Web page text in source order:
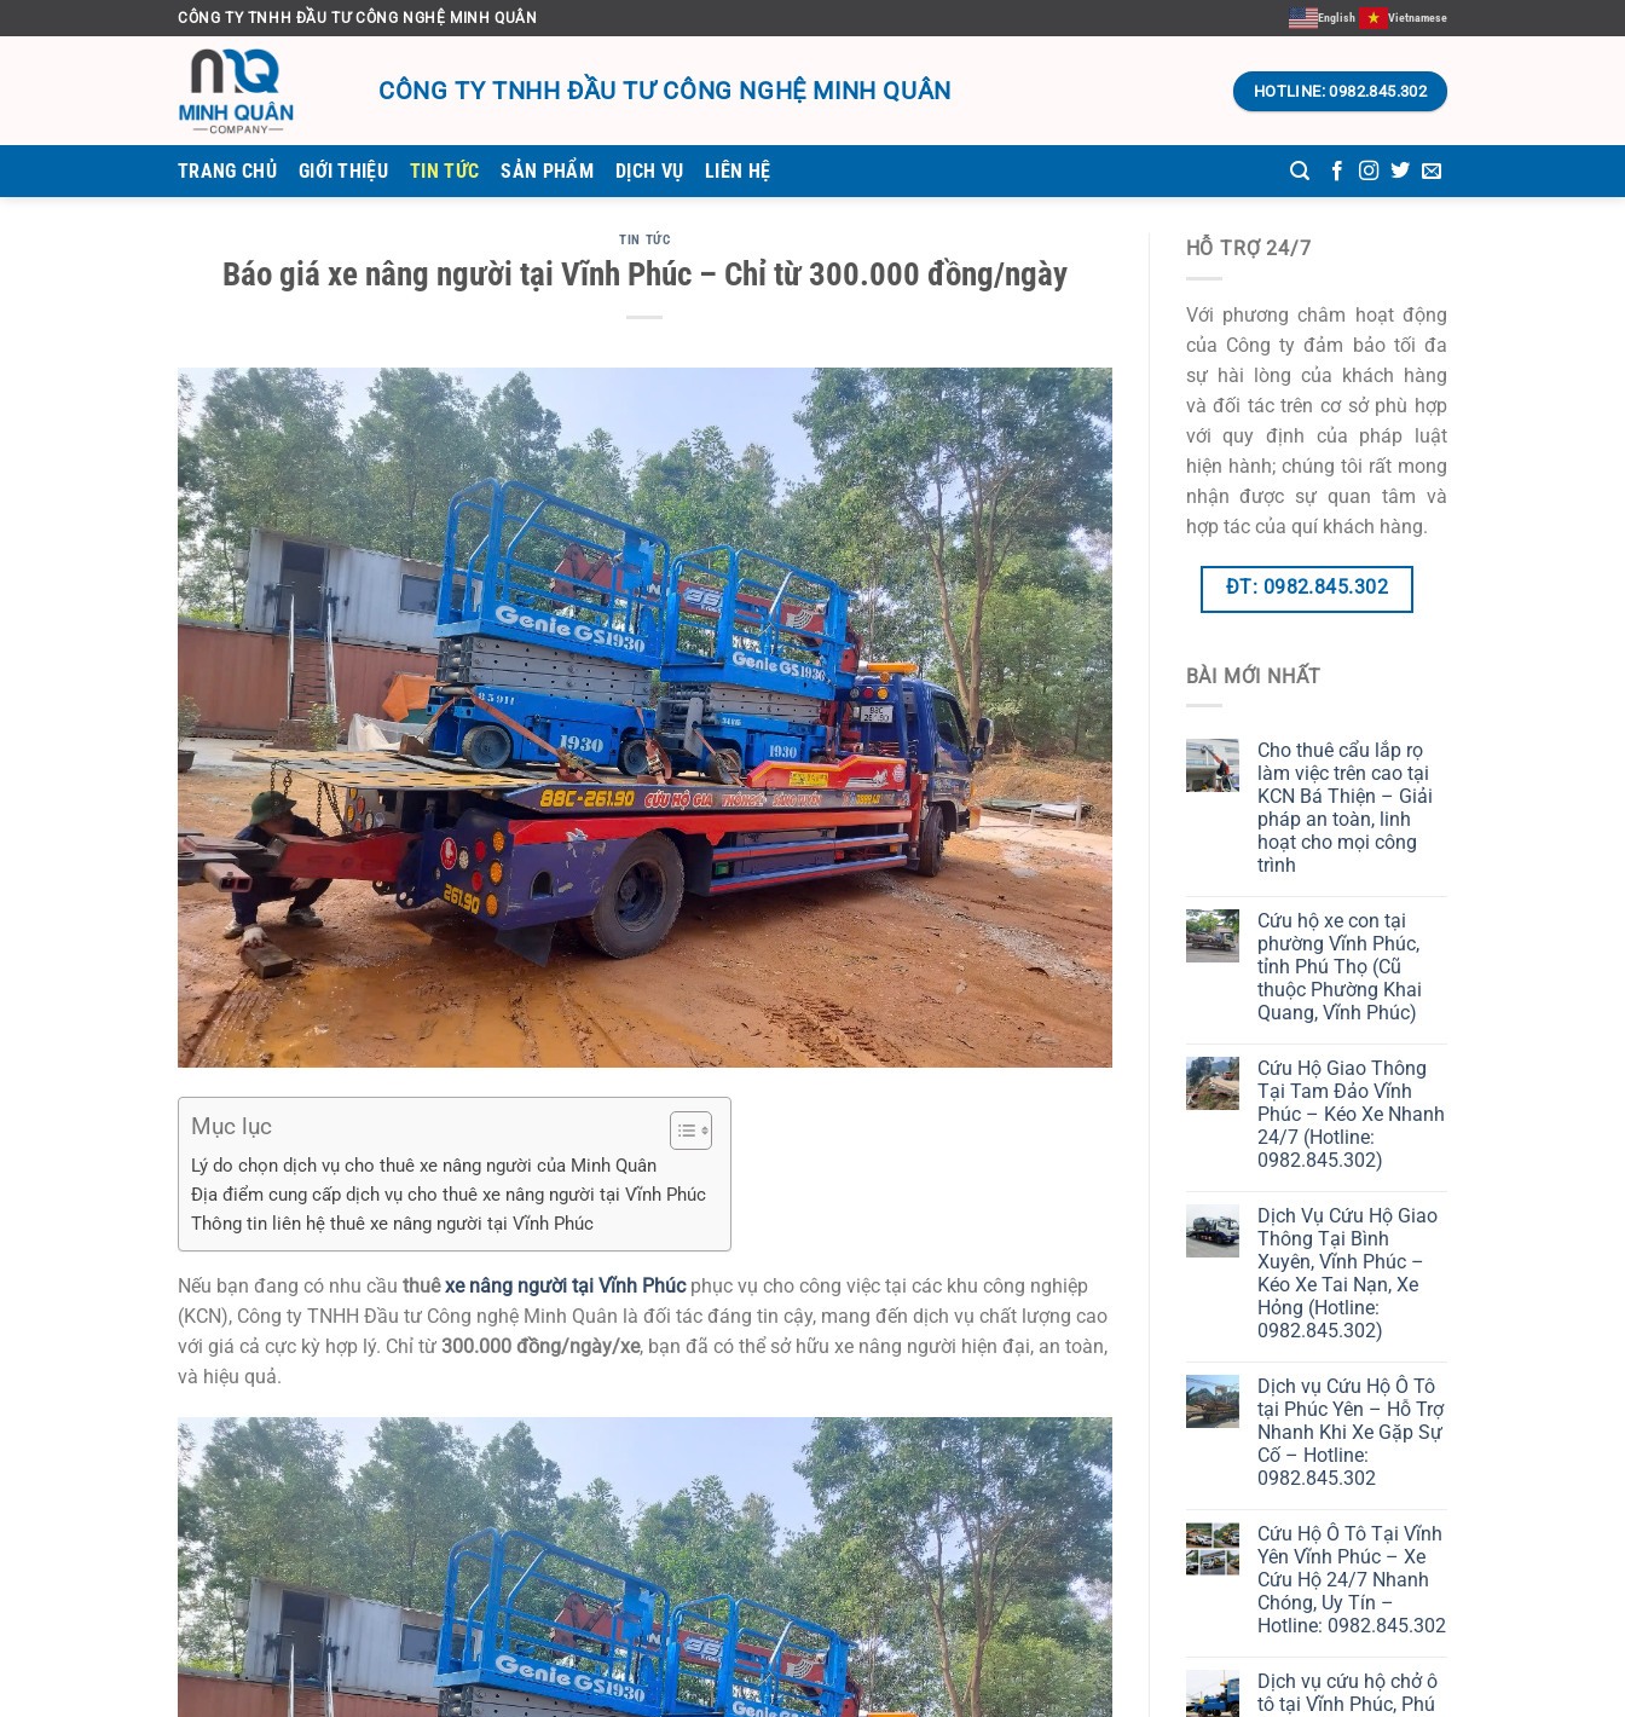
qua
CÔNG TY TNHH ĐẦU TƯ CÔNG NGHỆ MINH QUÂN English Vietnamese
CÔNG TY TNHH ĐẦU TƯ CÔNG NGHỆ MINH QUÂN HOTLINE: 0982.845.302
TRANG CHỦ GIỚI THIỆU TIN TỨC SẢN PHẨM DỊCH VỤ LIÊN HỆ
TIN TỨC
Báo giá xe nâng người tại Vĩnh Phúc – Chỉ từ 300.000 đồng/ngày
Mục lục
Lý do chọn dịch vụ cho thuê xe nâng người của Minh Quân
Địa điểm cung cấp dịch vụ cho thuê xe nâng người tại Vĩnh Phúc
Thông tin liên hệ thuê xe nâng người tại Vĩnh Phúc
Nếu bạn đang có nhu cầu thuêxe nâng người tại Vĩnh Phúcphục vụ cho công việc tại các khu công nghiệp
(KCN), Công ty TNHH Đầu tư Công nghệ Minh Quân là đối tác đáng tin cậy, mang đến dịch vụ chất lượng cao
với giá cả cực kỳ hợp lý. Chỉ từ 300.000 đồng/ngày/xe, bạn đã có thể sở hữu xe nâng người hiện đại, an toàn,
và hiệu quả.
HỖ TRỢ 24/7
Với phương châm hoạt động
của Công ty đảm bảo tối đa
sự hài lòng của khách hàng
và đối tác trên cơ sở phù hợp
với quy định của pháp luật
hiện hành; chúng tôi rất mong
nhận được sự quan tâm và
hợp tác của quí khách hàng.
ĐT: 0982.845.302
BÀI MỚI NHẤT
Cho thuê cẩu lắp rọ
làm việc trên cao tại
KCN Bá Thiện – Giải
pháp an toàn, linh
hoạt cho mọi công
trình
Cứu hộ xe con tại
phường Vĩnh Phúc,
tỉnh Phú Thọ (Cũ
thuộc Phường Khai
Quang, Vĩnh Phúc)
Cứu Hộ Giao Thông
Tại Tam Đảo Vĩnh
Phúc – Kéo Xe Nhanh
24/7 (Hotline:
0982.845.302)
Dịch Vụ Cứu Hộ Giao
Thông Tại Bình
Xuyên, Vĩnh Phúc –
Kéo Xe Tai Nạn, Xe
Hỏng (Hotline:
0982.845.302)
Dịch vụ Cứu Hộ Ô Tô
tại Phúc Yên – Hỗ Trợ
Nhanh Khi Xe Gặp Sự
Cố – Hotline:
0982.845.302
Cứu Hộ Ô Tô Tại Vĩnh
Yên Vĩnh Phúc – Xe
Cứu Hộ 24/7 Nhanh
Chóng, Uy Tín –
Hotline: 0982.845.302
Dịch vụ cứu hộ chở ô
tô tại Vĩnh Phúc, Phú